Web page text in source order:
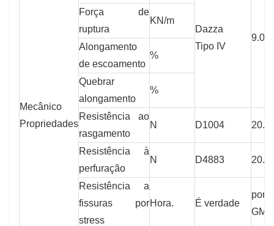
Mecânico
Propriedades
Dazza
Tipo IV
Força de
ruptura
KN/m
Alongamento
de escoamento
%
Quebrar
alongamento
%
Resistência ao
rasgamento
N D1004
Resistência à
perfuração
N D4883
Resistência a
fissuras por
stress
Hora. É verdade
GM-